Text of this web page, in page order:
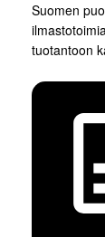
Suomen
tuotantoon